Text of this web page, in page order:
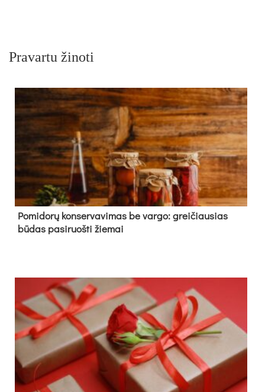
Pravartu žinoti
Pomidorų konservavimas be vargo: greičiausias
būdas pasiruošti žiemai